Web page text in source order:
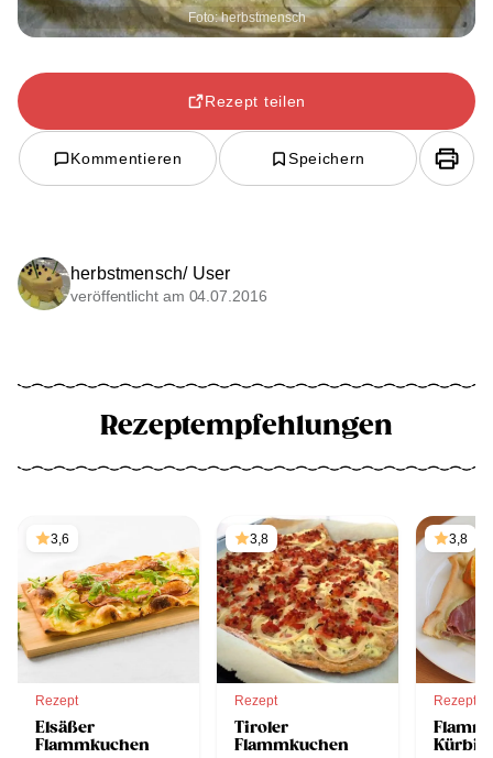
Foto: herbstmensch
Rezept teilen
Kommentieren Speichern
herbstmensch/ User
veröffentlicht am 04.07.2016
Rezeptempfehlungen
3,6
Rezept
Elsäßer
Flammkuchen
3,8
Rezept
Tiroler
Flammkuchen
3,8
Rezept
Kürbis